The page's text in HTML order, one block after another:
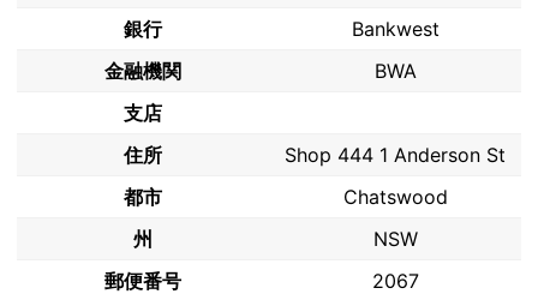
銀行
Bankwest
金融機関
BWA
支店
住所
Shop 444 1 Anderson St
都市
Chatswood
州
NSW
郵便番号
2067